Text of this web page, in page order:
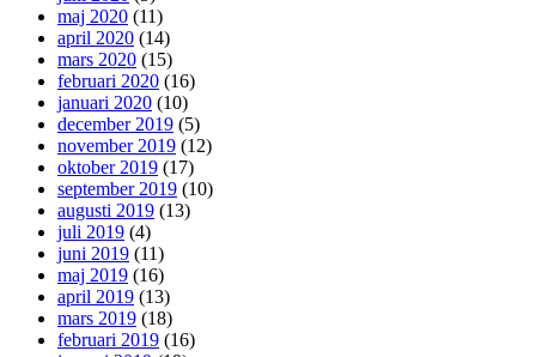
maj 2020 (11)
april 2020 (14)
mars 2020 (15)
februari 2020 (16)
januari 2020 (10)
december 2019 (5)
november 2019 (12)
oktober 2019 (17)
september 2019 (10)
augusti 2019 (13)
juli 2019 (4)
juni 2019 (11)
maj 2019 (16)
april 2019 (13)
mars 2019 (18)
februari 2019 (16)